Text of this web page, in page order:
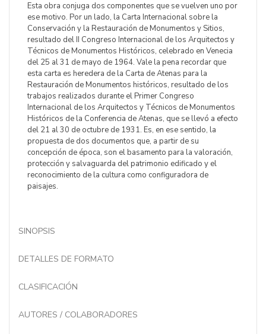
Esta obra conjuga dos componentes que se vuelven uno por
ese motivo. Por un lado, la Carta Internacional sobre la
Conservación y la Restauración de Monumentos y Sitios,
resultado del II Congreso Internacional de los Arquitectos y
Técnicos de Monumentos Históricos, celebrado en Venecia
del 25 al 31 de mayo de 1964. Vale la pena recordar que
esta carta es heredera de la Carta de Atenas para la
Restauración de Monumentos históricos, resultado de los
trabajos realizados durante el Primer Congreso
Internacional de los Arquitectos y Técnicos de Monumentos
Históricos de la Conferencia de Atenas, que se llevó a efecto
del 21 al 30 de octubre de 1931. Es, en ese sentido, la
propuesta de dos documentos que, a partir de su
concepción de época, son el basamento para la valoración,
protección y salvaguarda del patrimonio edificado y el
reconocimiento de la cultura como configuradora de
paisajes.
SINOPSIS
DETALLES DE FORMATO
CLASIFICACIÓN
AUTORES / COLABORADORES